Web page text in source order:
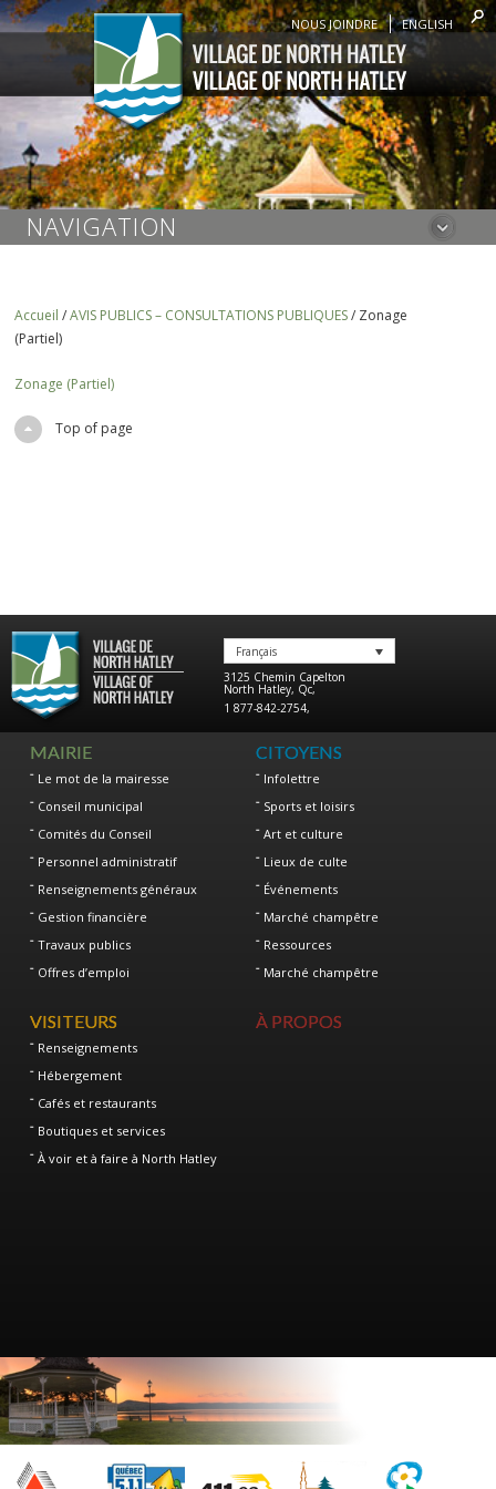
NOUS JOINDRE ENGLISH
NAVIGATION
Accueil /AVIS PUBLICS – CONSULTATIONS PUBLIQUES/ Zonage
(Partiel)
Zonage (Partiel)
Top of page
Français
3125 Chemin Capelton
North Hatley, Qc,
1 877-842-2754,
MAIRIE
Le mot de la mairesse
Conseil municipal
Comités du Conseil
Personnel administratif
Renseignements généraux
Gestion financière
Travaux publics
Offres d’emploi
CITOYENS
Infolettre
Sports et loisirs
Art et culture
Lieux de culte
Événements
Marché champêtre
Ressources
Marché champêtre
VISITEURS
Renseignements
Hébergement
Cafés et restaurants
Boutiques et services
À voir et à faire à North Hatley
À PROPOS